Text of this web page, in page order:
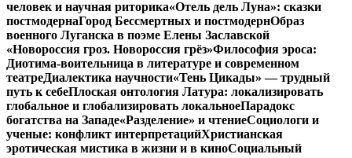
человек и научная риторика«Отель дель Луна»: сказки
постмодернаГород Бессмертных и постмодернОбраз
военного Луганска в поэме Елены Заславской
«Новороссия гроз. Новороссия грёз»Философия эроса:
Диотима-воительница в литературе и современном
театреДиалектика научности«Тень Цикады» — трудный
путь к себеПлоская онтология Латура: локализировать
глобальное и глобализировать локальноеПарадокс
богатства на Западе«Разделение» и чтениеСоциологи и
ученые: конфликт интерпретацийХристианская
эротическая мистика в жизни и в киноСоциальный